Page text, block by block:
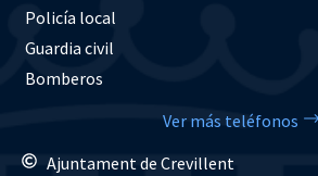
Policía local
Guardia civil
Bomberos
Ver más teléfonos
Ajuntament de Crevillent